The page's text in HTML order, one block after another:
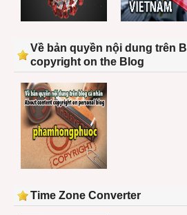
Về bản quyền nội dung trên
copyright on the Blog
Time Zone Converter